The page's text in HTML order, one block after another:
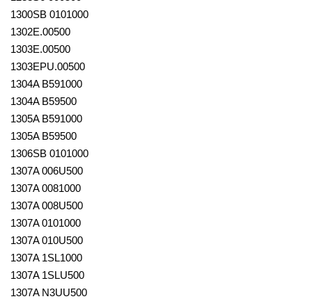
1300SB 0101000
1302E.00500
1303E.00500
1303EPU.00500
1304A B591000
1304A B59500
1305A B591000
1305A B59500
1306SB 0101000
1307A 006U500
1307A 0081000
1307A 008U500
1307A 0101000
1307A 010U500
1307A 1SL1000
1307A 1SLU500
1307A N3UU500